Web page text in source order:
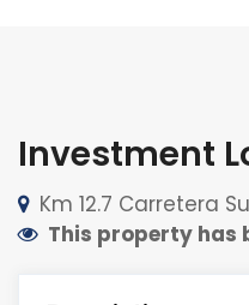
Investment
Km 12.7 Carretera
This property has